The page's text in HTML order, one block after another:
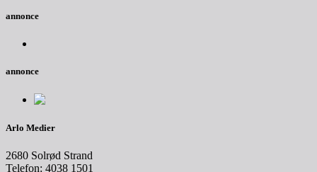
annonce
annonce
Arlo Medier
2680 Solrød Strand
Telefon: 4038 1501